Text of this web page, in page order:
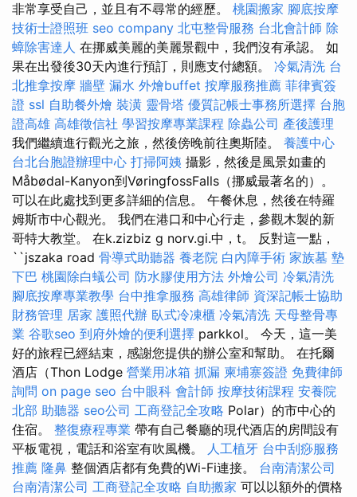
非常享受自己，並且有不尋常的經歷。 桃園搬家 腳底按摩
技術士證照班 seo company 北屯整骨服務 台北會計師 除
蟑除害達人 在挪威美麗的美麗景觀中，我們沒有承認。 如
果在出發後30天內進行預訂，則應支付總額。 冷氣清洗 台
北推拿按摩 牆壁 漏水 外燴buffet 按摩服務推薦 菲律賓簽
證 ssl 自助餐外燴 裝潢 靈骨塔 優質記帳士事務所選擇 台胞
證高雄 高雄徵信社 學習按摩專業課程 除蟲公司 產後護理
我們繼續進行觀光之旅，然後傍晚前往奧斯陸。 養護中心
台北台胞證辦理中心 打掃阿姨 攝影，然後是風景如畫的
Måbødal-Kanyon到VøringfossFalls（挪威最著名的）。
可以在此處找到更多詳細的信息。 午餐休息，然後在特羅
姆斯市中心觀光。 我們在港口和中心行走，參觀木製的新
哥特大教堂。 在k.zizbiz g norv.gi.中，t。 反對這一點，
``jszaka road 骨導式助聽器 養老院 白內障手術 家族墓 墊
下巴 桃園除白蟻公司 防水膠使用方法 外燴公司 冷氣清洗
腳底按摩專業教學 台中推拿服務 高雄律師 資深記帳士協助
財務管理 居家 護照代辦 臥式冷凍櫃 冷氣清洗 天母整骨專
業 谷歌seo 到府外燴的便利選擇 parkkol。 今天，這一美
好的旅程已經結束，感謝您提供的辦公室和幫助。 在托爾
酒店（Thon Lodge 營業用冰箱 抓漏 柬埔寨簽證 免費律師
詢問 on page seo 台中眼科 會計師 按摩技術課程 安養院
北部 助聽器 seo公司 工商登記全攻略 Polar）的市中心的
住宿。 整復療程專業 帶有自己餐廳的現代酒店的房間設有
平板電視，電話和浴室有吹風機。 人工植牙 台中刮痧服務
推薦 隆鼻 整個酒店都有免費的Wi-Fi連接。 台南清潔公司
台南清潔公司 工商登記全攻略 自助搬家 可以以額外的價格